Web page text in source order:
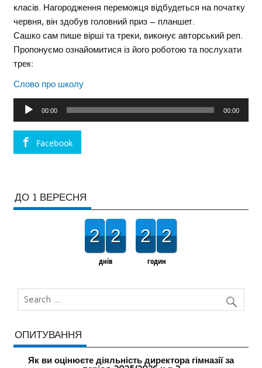
класів. Нагородження переможця відбудеться на початку
червня, він здобув головний приз – планшет.
Сашко сам пише вірші та треки, виконує авторський реп.
Пропонуємо ознайомитися із його роботою та послухати
трек:
Слово про школу
Аудіопрогравач
00:00 00:00
Facebook
ДО 1 ВЕРЕСНЯ
2 2
днів
2 2
годин
ОПИТУВАННЯ
Як ви оцінюєте діяльність директора гімназії за